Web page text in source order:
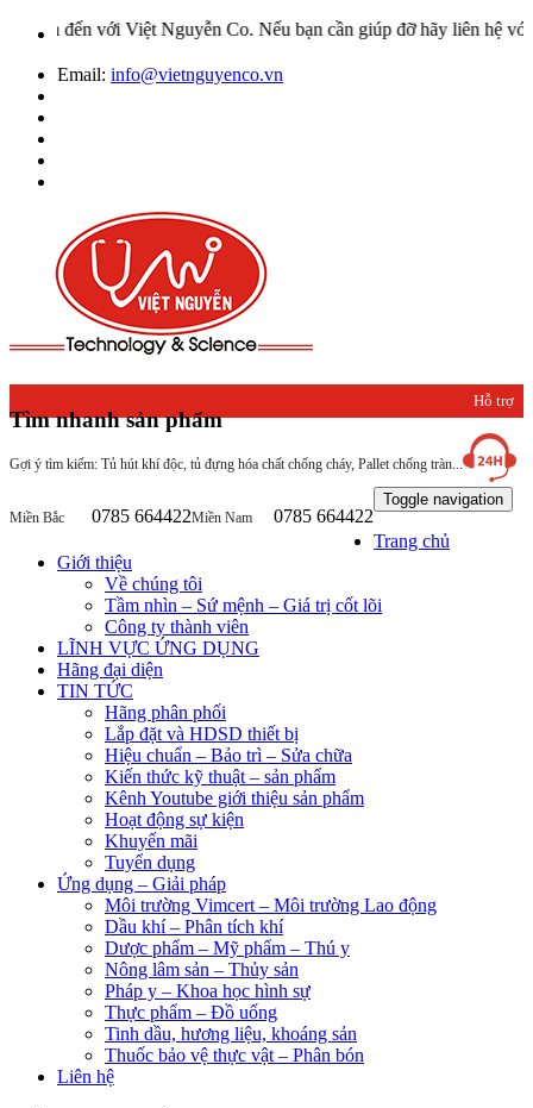
với Việt Nguyễn Co. Nếu bạn cần giúp đỡ hãy liên hệ với chúng tôi
Email: info@vietnguyenco.vn
Tìm nhanh sản phẩm
Gợi ý tìm kiếm: Tủ hút khí độc, tủ đựng hóa chất chống cháy, Pallet chống tràn...
Hỗ trợ
khách
hàng
Miền Bắc 0785 664422Miền Nam 0785 664422
Toggle navigation
Trang chủ
Giới thiệu
Về chúng tôi
Tầm nhìn – Sứ mệnh – Giá trị cốt lõi
Công ty thành viên
LĨNH VỰC ỨNG DỤNG
Hãng đại diện
TIN TỨC
Hãng phân phối
Lắp đặt và HDSD thiết bị
Hiệu chuẩn – Bảo trì – Sửa chữa
Kiến thức kỹ thuật – sản phẩm
Kênh Youtube giới thiệu sản phẩm
Hoạt động sự kiện
Khuyến mãi
Tuyển dụng
Ứng dụng – Giải pháp
Môi trường Vimcert – Môi trường Lao động
Dầu khí – Phân tích khí
Dược phẩm – Mỹ phẩm – Thú y
Nông lâm sản – Thủy sản
Pháp y – Khoa học hình sự
Thực phẩm – Đồ uống
Tinh dầu, hương liệu, khoáng sản
Thuốc bảo vệ thực vật – Phân bón
Liên hệ